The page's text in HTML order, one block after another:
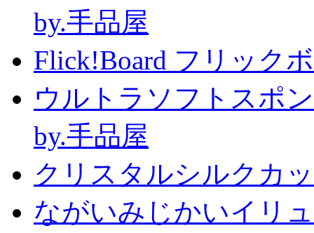
by.手品屋
Flick!Board フリック
ウルトラソフトスポ
by.手品屋
クリスタルシルクカ
ながいみじかいイリ